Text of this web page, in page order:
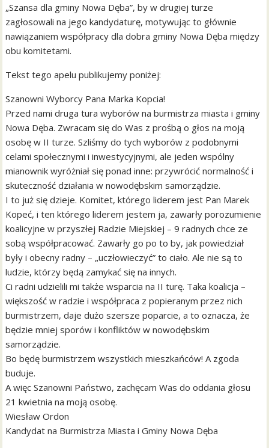
„Szansa dla gminy Nowa Dęba”, by w drugiej turze
zagłosowali na jego kandydaturę, motywując to głównie
nawiązaniem współpracy dla dobra gminy Nowa Dęba między
obu komitetami.
Tekst tego apelu publikujemy poniżej:
Szanowni Wyborcy Pana Marka Kopcia!
Przed nami druga tura wyborów na burmistrza miasta i gminy
Nowa Dęba. Zwracam się do Was z prośbą o głos na moją
osobę w II turze. Szliśmy do tych wyborów z podobnymi
celami społecznymi i inwestycyjnymi, ale jeden wspólny
mianownik wyróżniał się ponad inne: przywrócić normalność i
skuteczność działania w nowodębskim samorządzie.
I to już się dzieje. Komitet, którego liderem jest Pan Marek
Kopeć, i ten którego liderem jestem ja, zawarły porozumienie
koalicyjne w przyszłej Radzie Miejskiej – 9 radnych chce ze
sobą współpracować. Zawarły go po to by, jak powiedział
były i obecny radny – „uczłowieczyć” to ciało. Ale nie są to
ludzie, którzy będą zamykać się na innych.
Ci radni udzielili mi także wsparcia na II turę. Taka koalicja –
większość w radzie i współpraca z popieranym przez nich
burmistrzem, daje dużo szersze poparcie, a to oznacza, że
będzie mniej sporów i konfliktów w nowodębskim
samorządzie.
Bo będę burmistrzem wszystkich mieszkańców! A zgoda
buduje.
A więc Szanowni Państwo, zachęcam Was do oddania głosu
21 kwietnia na moją osobę.
Wiesław Ordon
Kandydat na Burmistrza Miasta i Gminy Nowa Dęba